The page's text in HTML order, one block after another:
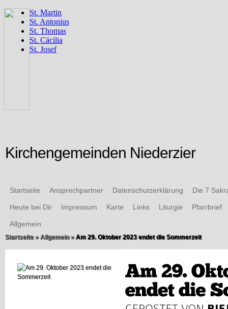
Kirchengemeinden Niederzier
Startseite Ansprechpartner Datenschutzerklärung Die 7
Heute bei Dir Impressum Karte Links Liturgie Pfarrbrief
Allgemein
Startseite » Allgemein »Am 29. Oktober 2023 endet die Sommerzeit